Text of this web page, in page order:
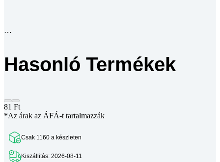
Hasonló Termékek
81Ft
*Az árak az ÁFÁ-t tartalmazzák